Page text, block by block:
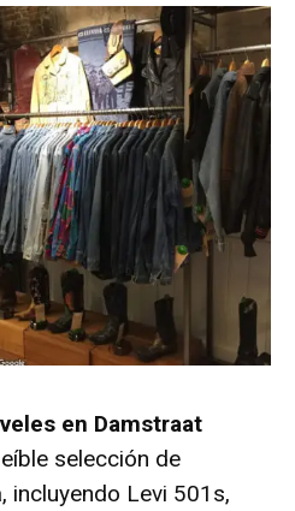
en Damstraat
selección de
incluyendo Levi 501s,